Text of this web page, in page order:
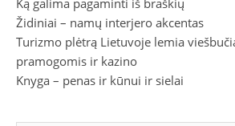
Ką galima pagaminti iš braškių
Židiniai – namų interjero akcentas
Turizmo plėtrą Lietuvoje lemia
pramogomis ir kazino
Knyga – penas ir kūnui ir sielai